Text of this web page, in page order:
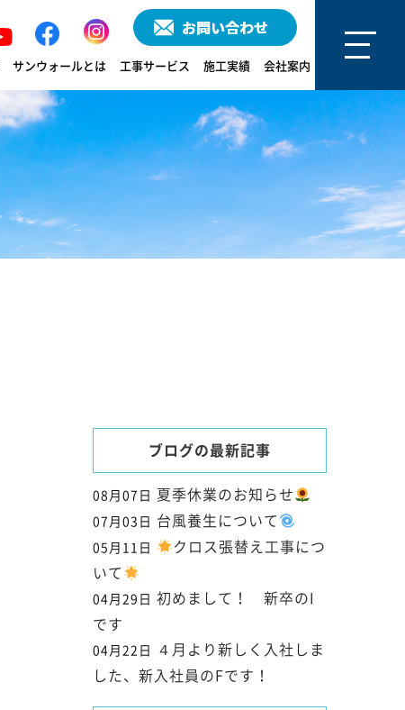
サンウォールとは 工事サービス 施工実績 会社案内
ブログの最新記事
08月07日 夏季休業のお知らせ
07月03日 台風養生について
05月11日
クロス張替え工事につ
いて
04月29日
初めまして！ 新卒のI
です
04月22日
４月より新しく入社しま
した、新入社員のFです！